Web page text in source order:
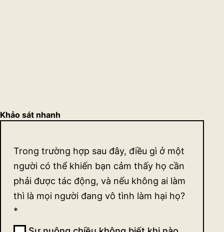
Khảo sát nhanh
sát
quan
điểm
về sự
Trong trường hợp sau đây, điều gì ở một
người có thể khiến bạn cảm thấy họ cần
phải được tác động, và nếu không ai làm
thì là mọi người đang vô tình làm hại họ?
*